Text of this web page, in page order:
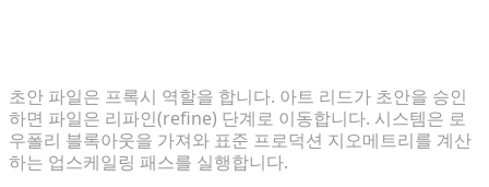
초안 파일은 프록시 역할을 합니다. 아트 리드가 초안을 승인
하면 파일은 리파인(refine) 단계로 이동합니다. 시스템은 로
우폴리 블록아웃을 가져와 표준 프로덕션 지오메트리를 계산
하는 업스케일링 패스를 실행합니다.